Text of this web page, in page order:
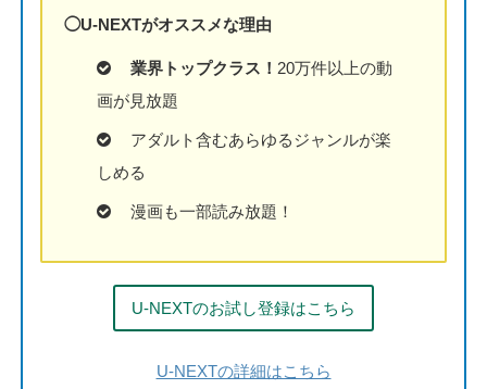
◯U-NEXTがオススメな理由
業界トップクラス！ 20万件以上の動
画が見放題
アダルト含むあらゆるジャンルが楽
しめる
漫画も一部読み放題！
U-NEXTのお試し登録はこちら
U-NEXTの詳細はこちら